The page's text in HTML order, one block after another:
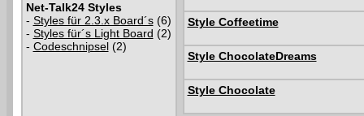
Net-Talk24 Styles
- Styles für 2.3.x Board´s(6)
- Styles für´s Light Board (2)
- Codeschnipsel(2)
Style Coffeetime
Style ChocolateDreams
Style Chocolate